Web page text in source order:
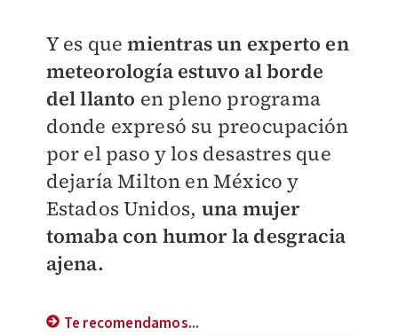
Y es que mientras un experto en
meteorología estuvo al borde
del llanto en pleno programa
donde expresó su preocupación
por el paso y los desastres que
dejaría Milton en México y
Estados Unidos, una mujer
tomaba con humor la desgracia
ajena.
Te recomendamos...